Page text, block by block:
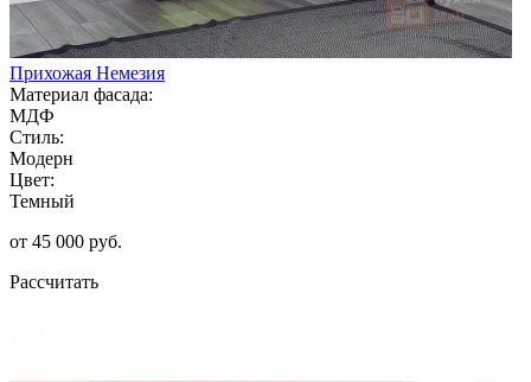
Прихожая Немезия
Материал фасада:
МДФ
Стиль:
Модерн
Цвет:
Темный
от 45 000 руб.
Рассчитать